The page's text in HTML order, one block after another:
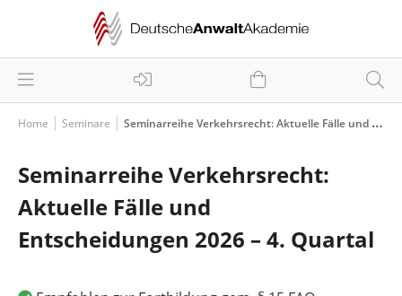
Home Seminare Seminarreihe Verkehrsrecht: Aktuelle Fälle und Entscheidungen 2026 – 4. Quartal
Seminarreihe Verkehrsrecht:
Aktuelle Fälle und
Entscheidungen 2026 – 4. Quartal